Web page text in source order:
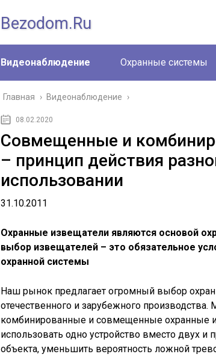
Bezodom.ru
Видеонаблюдение Охранные системы
Главная › Видеонаблюдение ›
08.02.2020
Совмещенные и
– принцип действия
использовании
31.10.2011
Охранные извещатели являются основой
выбор извещателей – это обязательное
охранной системы
Наш рынок предлагает огромный выбор
отечественного и зарубежного
комбинированные и совмещенные охранные
использовать одно устройство вместо двух
объекта, уменьшить вероятность ложной